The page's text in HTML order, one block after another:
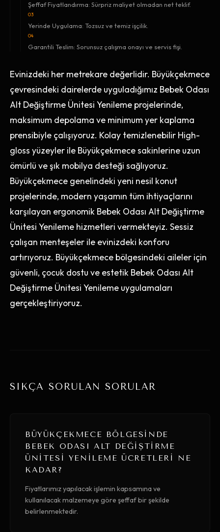
Şeffaf Fiyatlandırma: Sürpriz maliyet olmadan net teklif.
03
Yerinde Uygulama: Tozsuz ve temiz işçilik.
04
Garantili Teslim: Sorunsuz çalışma onayı ve servis fişi.
Evinizdeki her metrekare değerlidir. Büyükçekmece
çevresindeki dairelerde uyguladığımız Bebek Odası
Alt Değiştirme Ünitesi Yenileme projelerinde,
maksimum depolama ve minimum yer kaplama
prensibiyle çalışıyoruz. Kolay temizlenebilir High-
gloss yüzeyler ile Büyükçekmece sakinlerine uzun
ömürlü ve şık mobilya desteği sağlıyoruz.
Büyükçekmece genelindeki yeni nesil konut
projelerinde, modern yaşamın tüm ihtiyaçlarını
karşılayan ergonomik Bebek Odası Alt Değiştirme
Ünitesi Yenileme hizmetleri vermekteyiz. Sessiz
çalışan menteşeler ile evinizdeki konforu
artırıyoruz. Büyükçekmece bölgesindeki aileler için
güvenli, çocuk dostu ve estetik Bebek Odası Alt
Değiştirme Ünitesi Yenileme uygulamaları
gerçekleştiriyoruz.
SIKÇA SORULAN SORULAR
BÜYÜKÇEKMECE BÖLGESINDE
BEBEK ODASI ALT DEĞIŞTIRME
ÜNITESI YENILEME ÜCRETLERI NE
KADAR?
Fiyatlarımız yapılacak işlemin kapsamına ve
kullanılacak malzemeye göre şeffaf bir şekilde
belirlenmektedir.